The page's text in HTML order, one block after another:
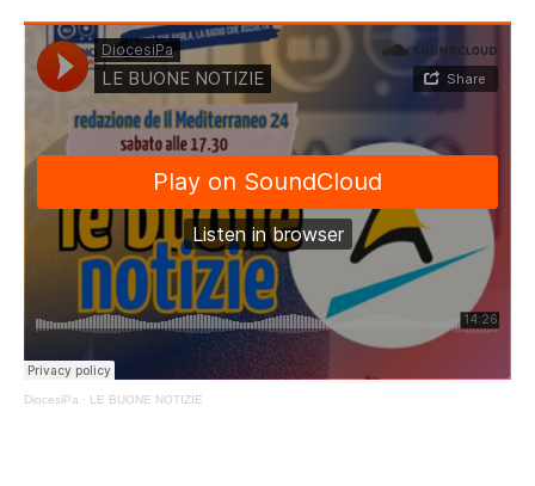
DiocesiPa · LE BUONE NOTIZIE